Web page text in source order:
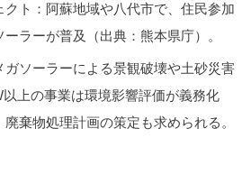
クト ：阿蘇地域や八代市で、住民参加
ラーが普及（出典：熊本県庁）。
ガソーラーによる景観破壊や土砂災害
上の事業は環境影響評価が義務化
廃棄物処理計画の策定も求められる。